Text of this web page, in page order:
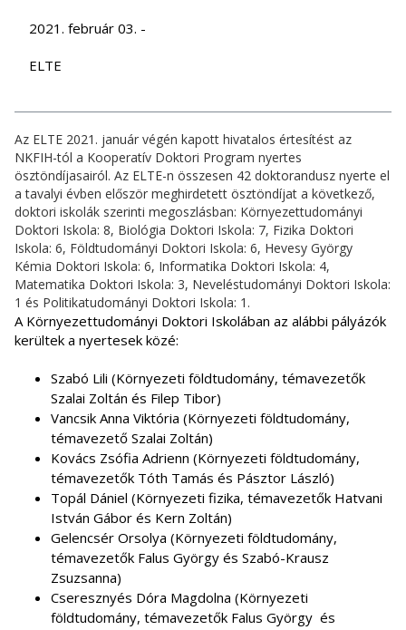
2021. február 03. -
ELTE
Az ELTE 2021. január végén kapott hivatalos értesítést az
NKFIH-tól a Kooperatív Doktori Program nyertes
ösztöndíjasairól. Az ELTE-n összesen 42 doktorandusz nyerte el
a tavalyi évben először meghirdetett ösztöndíjat a következő,
doktori iskolák szerinti megoszlásban: Környezettudományi
Doktori Iskola: 8, Biológia Doktori Iskola: 7, Fizika Doktori
Iskola: 6, Földtudományi Doktori Iskola: 6, Hevesy György
Kémia Doktori Iskola: 6, Informatika Doktori Iskola: 4,
Matematika Doktori Iskola: 3, Neveléstudományi Doktori Iskola:
1 és Politikatudományi Doktori Iskola: 1.
A Környezettudományi Doktori Iskolában az alábbi pályázók
kerültek a nyertesek közé:
Szabó Lili (Környezeti földtudomány, témavezetők
Szalai Zoltán és Filep Tibor)
Vancsik Anna Viktória (Környezeti földtudomány,
témavezető Szalai Zoltán)
Kovács Zsófia Adrienn (Környezeti földtudomány,
témavezetők Tóth Tamás és Pásztor László)
Topál Dániel (Környezeti fizika, témavezetők Hatvani
István Gábor és Kern Zoltán)
Gelencsér Orsolya (Környezeti földtudomány,
témavezetők Falus György és Szabó-Krausz
Zsuzsanna)
Cseresznyés Dóra Magdolna (Környezeti
földtudomány, témavezetők Falus György és